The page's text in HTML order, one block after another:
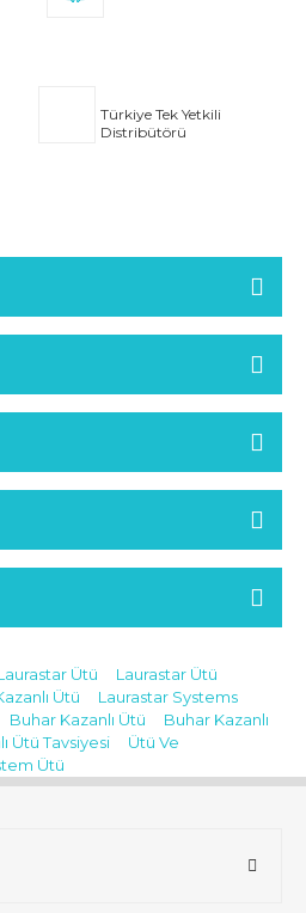
Türkiye Tek Yetkili
Distribütörü
Ütü
Laurastar Ütü
Ütü
Laurastar Systems
Buhar Kazanlı Ütü
Buhar Kazanlı
Ütü Tavsiyesi
Ütü Ve
Ütü